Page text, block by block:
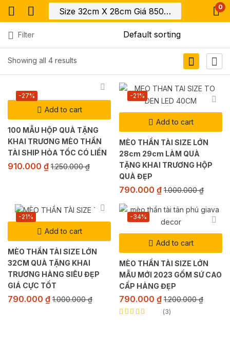
0
Showing all 4 results
Filter
Add to cart
-27%
100 MẪU HỘP QUÀ TẶNG
KHAI TRƯƠNG MÈO THẦN
TÀI SHIP HỎA TỐC CÓ LIỀN
910.000 ₫ 1.250.000₫
Add to cart
-21%
MÈO THẦN TÀI SIZE LỚN
28cm 29cm LÀM QUÀ
TẶNG KHAI TRƯƠNG HỘP
QUÀ ĐẸP
790.000 ₫ 1.000.000₫
Add to cart
-21%
MÈO THẦN TÀI SIZE LỚN
32CM QUÀ TẶNG KHAI
TRƯƠNG HÀNG SIÊU ĐẸP
GIÁ CỰC TỐT
790.000 ₫ 1.000.000₫
Add to cart
-34%
MÈO THẦN TÀI SIZE LỚN
MẪU MỚI 2023 GỐM SỨ CAO
CẤP HÀNG ĐẸP
790.000 ₫ 1.200.000₫
3